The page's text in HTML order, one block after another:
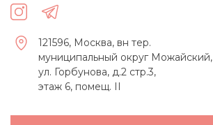
121596, Москва, вн тер.
муниципальный округ Можайский,
ул. Горбунова, д.2 стр.3,
этаж 6, помещ. II